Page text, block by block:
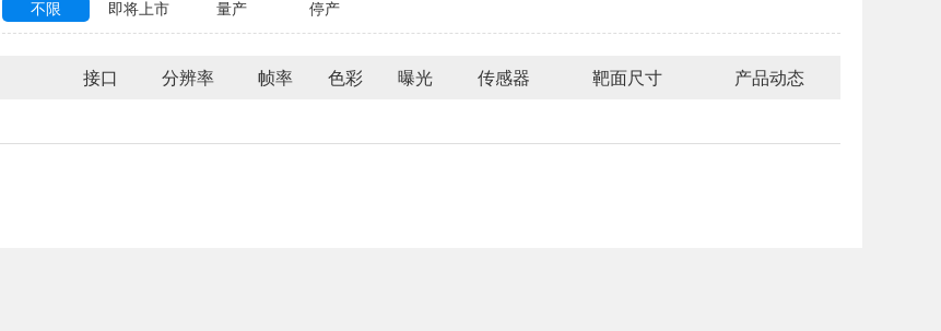
不限 即将上市 量产 停产
接口 分辨率 帧率 色彩 曝光 传感器 靶面尺寸 产品动态